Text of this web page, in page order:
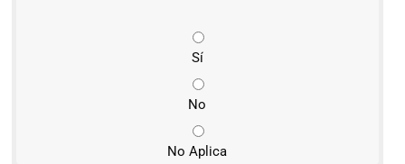
Sí
No
No Aplica